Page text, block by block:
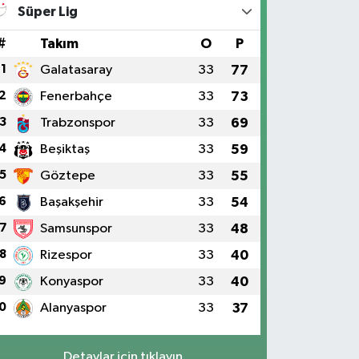
Süper Lig
Takım O P
1 Galatasaray 33 77
Fenerbahçe 33 73
3 Trabzonspor 33 69
Beşiktaş 33 59
5 Göztepe 33 55
Başakşehir 33 54
7 Samsunspor 33 48
8 Rizespor 33 40
Konyaspor 33 40
Alanyaspor 33 37